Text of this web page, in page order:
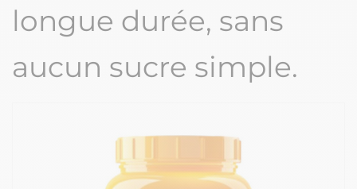
longue durée, sans
aucun sucre simple.